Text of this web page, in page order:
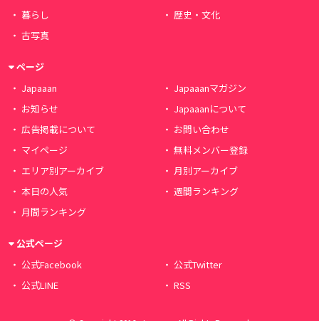
暮らし
歴史・文化
古写真
ページ
Japaaan
Japaaanマガジン
お知らせ
Japaaanについて
広告掲載について
お問い合わせ
マイページ
無料メンバー登録
エリア別アーカイブ
月別アーカイブ
本日の人気
週間ランキング
月間ランキング
公式ページ
公式Facebook
公式Twitter
公式LINE
RSS